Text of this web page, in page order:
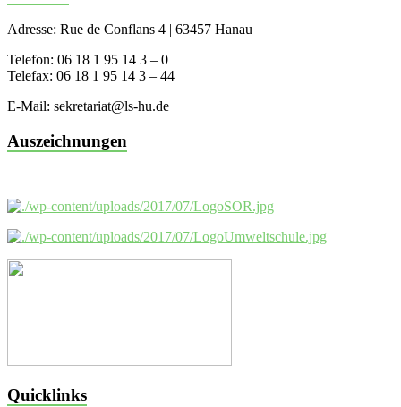
Adresse: Rue de Conflans 4 | 63457 Hanau
Telefon: 06 18 1 95 14 3 – 0
Telefax: 06 18 1 95 14 3 – 44
E-Mail: sekretariat@ls-hu.de
Auszeichnungen
Quicklinks